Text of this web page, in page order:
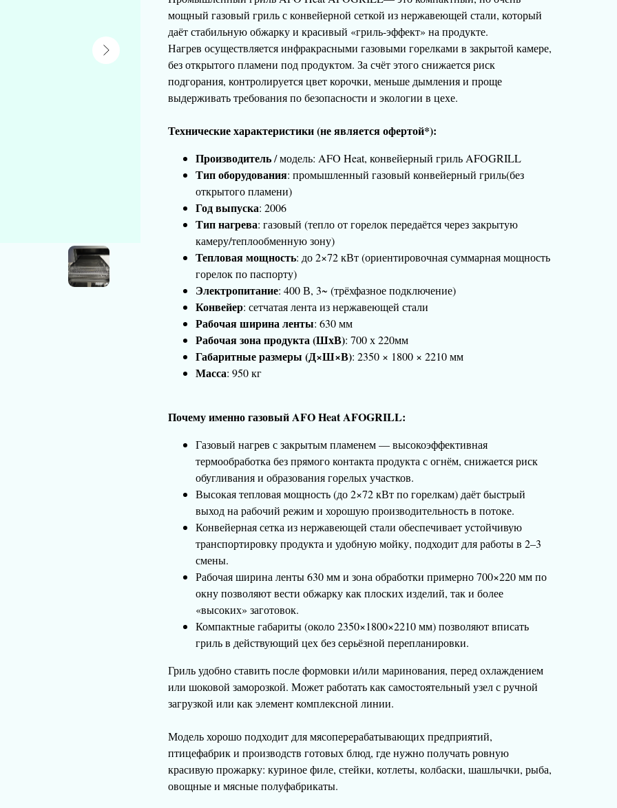
мощный газовый гриль с конвейерной сеткой из нержавеющей стали, который
даёт стабильную обжарку и красивый «гриль-эффект» на продукте.
Нагрев осуществляется инфракрасными газовыми горелками в закрытой камере,
без открытого пламени под продуктом. За счёт этого снижается риск
подгорания, контролируется цвет корочки, меньше дымления и проще
выдерживать требования по безопасности и экологии в цехе.
Технические характеристики (не является офертой*):
Производитель/ модель: AFO Heat, конвейерный гриль AFOGRILL
Тип оборудования: промышленный газовый конвейерный гриль(без
открытого пламени)
Год выпуска: 2006
Тип нагрева: газовый (тепло от горелок передаётся через закрытую
камеру/теплообменную зону)
Тепловая мощность: до 2×72 кВт (ориентировочная суммарная мощность
горелок по паспорту)
Электропитание: 400 В, 3~ (трёхфазное подключение)
Конвейер: сетчатая лента из нержавеющей стали
Рабочая ширина ленты: 630 мм
Рабочая зона продукта (ШхВ): 700 х 220мм
Габаритные размеры (Д×Ш×В): 2350 × 1800 × 2210 мм
Масса: 950 кг
Почему именно газовый AFO Heat AFOGRILL:
Газовый нагрев с закрытым пламенем — высокоэффективная
термообработка без прямого контакта продукта с огнём, снижается риск
обугливания и образования горелых участков.
Высокая тепловая мощность (до 2×72 кВт по горелкам) даёт быстрый
выход на рабочий режим и хорошую производительность в потоке.
Конвейерная сетка из нержавеющей стали обеспечивает устойчивую
транспортировку продукта и удобную мойку, подходит для работы в 2–3
смены.
Рабочая ширина ленты 630 мм и зона обработки примерно 700×220 мм по
окну позволяют вести обжарку как плоских изделий, так и более
«высоких» заготовок.
Компактные габариты (около 2350×1800×2210 мм) позволяют вписать
гриль в действующий цех без серьёзной перепланировки.
Гриль удобно ставить после формовки и/или маринования, перед охлаждением
или шоковой заморозкой. Может работать как самостоятельный узел с ручной
загрузкой или как элемент комплексной линии.
Модель хорошо подходит для мясоперерабатывающих предприятий,
птицефабрик и производств готовых блюд, где нужно получать ровную
красивую прожарку: куриное филе, стейки, котлеты, колбаски, шашлычки, рыба,
овощные и мясные полуфабрикаты.